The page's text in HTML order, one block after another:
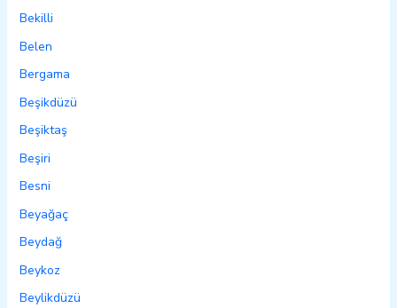
Bekilli
Belen
Bergama
Beşikdüzü
Beşiktaş
Beşiri
Besni
Beyağaç
Beydağ
Beykoz
Beylikdüzü